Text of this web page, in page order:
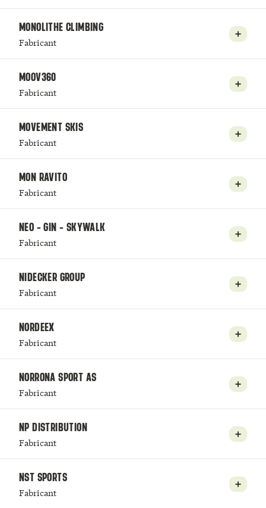
MONOLITHE CLIMBING
Fabricant
MOOV360
Fabricant
MOVEMENT SKIS
Fabricant
MON RAVITO
Fabricant
NEO - GIN - SKYWALK
Fabricant
NIDECKER GROUP
Fabricant
NORDEEX
Fabricant
NORRONA SPORT AS
Fabricant
NP DISTRIBUTION
Fabricant
NST SPORTS
Fabricant